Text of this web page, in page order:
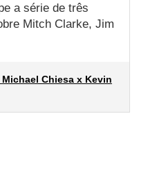
a série de três
Mitch Clarke, Jim
Chiesa x Kevin